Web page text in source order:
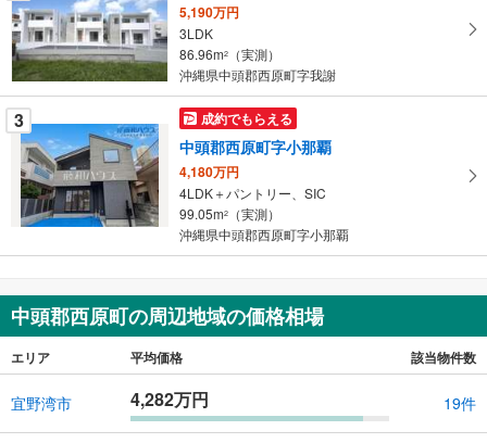
マ
イ
ペ
ー
ジ
に
保
存
す
る
5,190万円
3LDK
86.96m2
（実測）
沖縄県中頭郡西原町字我謝
3 成約でもらえる
中頭郡西原町字小那覇
4,180万円
4LDK＋パントリー、SIC
99.05m2
（実測）
沖縄県中頭郡西原町字小那覇
中頭郡西原町の周辺地域の価格相場
エリア 平均価格 該当物件数
宜野湾市 4,282万円 19件